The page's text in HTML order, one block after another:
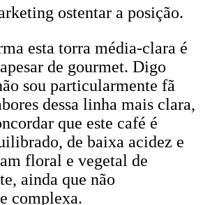
ostentar a posição.
esta torra média-clara é
de gourmet. Digo
sou particularmente fã
dessa linha mais clara,
que este café é
de baixa acidez e
floral e vegetal de
ainda que não
complexa.